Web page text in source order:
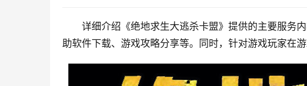
详细介绍《绝地求生大逃杀卡盟》提供的主要服务
助软件下载、游戏攻略分享等。同时，针对游戏玩家在